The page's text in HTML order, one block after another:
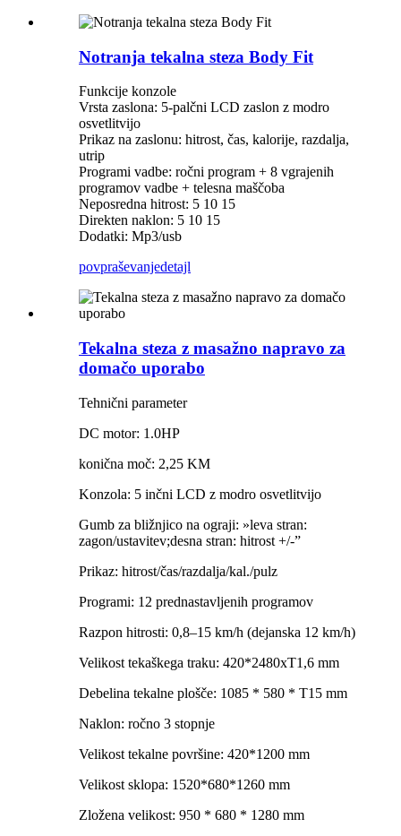
Notranja tekalna steza Body Fit
Funkcije konzole
Vrsta zaslona: 5-palčni LCD zaslon z modro
osvetlitvijo
Prikaz na zaslonu: hitrost, čas, kalorije, razdalja,
utrip
Programi vadbe: ročni program + 8 vgrajenih
programov vadbe + telesna maščoba
Neposredna hitrost: 5 10 15
Direkten naklon: 5 10 15
Dodatki: Mp3/usb
povpraševanjedetajl
Tekalna steza z masažno napravo za
domačo uporabo
Tehnični parameter
DC motor: 1.0HP
konična moč: 2,25 KM
Konzola: 5 inčni LCD z modro osvetlitvijo
Gumb za bližnjico na ograji: »leva stran:
zagon/ustavitev;desna stran: hitrost +/-”
Prikaz: hitrost/čas/razdalja/kal./pulz
Programi: 12 prednastavljenih programov
Razpon hitrosti: 0,8–15 km/h (dejanska 12 km/h)
Velikost tekaškega traku: 420*2480xT1,6 mm
Debelina tekalne plošče: 1085 * 580 * T15 mm
Naklon: ročno 3 stopnje
Velikost tekalne površine: 420*1200 mm
Velikost sklopa: 1520*680*1260 mm
Zložena velikost: 950 * 680 * 1280 mm